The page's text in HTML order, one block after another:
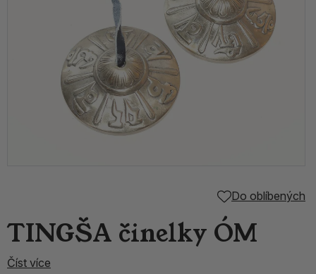
Do oblíbených
TINGŠA činelky ÓM
Číst více